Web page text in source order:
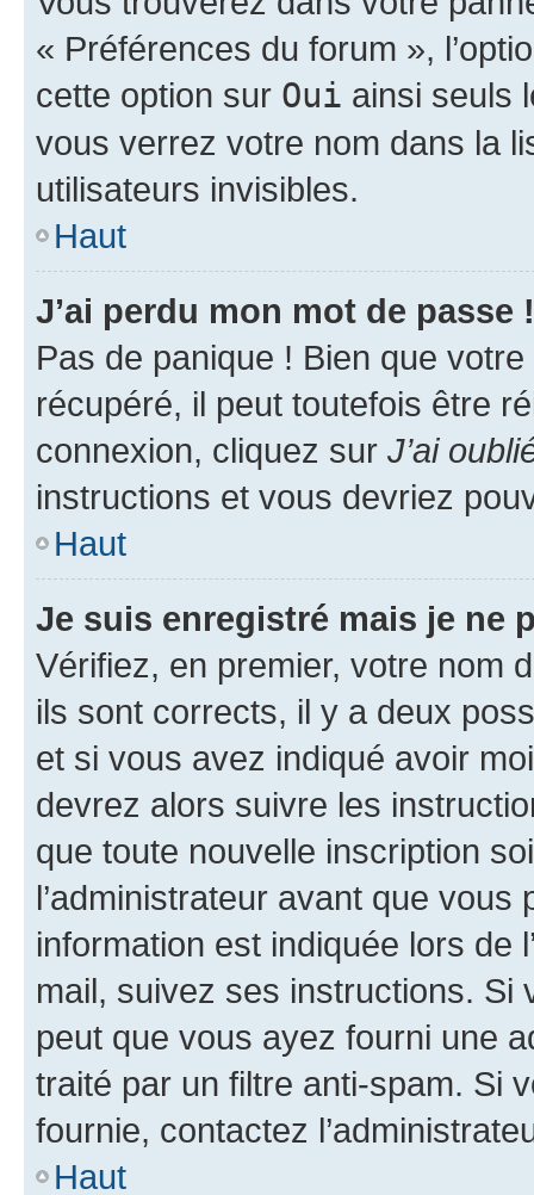
« Préférences du forum »,
cette option sur Oui ainsi seuls
vous verrez votre nom dans la
utilisateurs invisibles.
Haut
J’ai perdu mon mot de passe !
Pas de panique ! Bien que
récupéré, il peut toutefois être
connexion, cliquez sur J’ai
instructions et vous devriez
Haut
Je suis enregistré mais je ne
Vérifiez, en premier, votre nom
ils sont corrects, il y a deux
et si vous avez indiqué avoir
devrez alors suivre les
que toute nouvelle inscription
l’administrateur avant que
information est indiquée lors de
mail, suivez ses instructions. Si
peut que vous ayez fourni une
traité par un filtre anti-spam. Si
fournie, contactez
Haut